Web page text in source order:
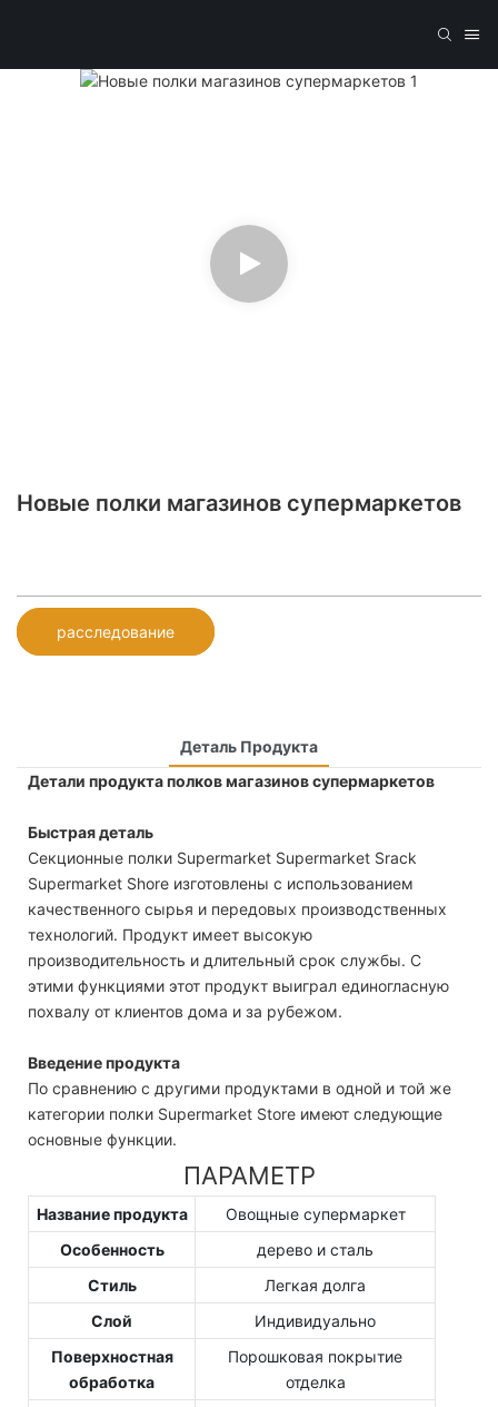
Новые полки магазинов супермаркетов
расследование
Деталь Продукта
Детали продукта полков магазинов супермаркетов
Быстрая деталь
Секционные полки Supermarket Supermarket Srack
Supermarket Shore изготовлены с использованием
качественного сырья и передовых производственных
технологий. Продукт имеет высокую
производительность и длительный срок службы. С
этими функциями этот продукт выиграл единогласную
похвалу от клиентов дома и за рубежом.
Введение продукта
По сравнению с другими продуктами в одной и той же
категории полки Supermarket Store имеют следующие
основные функции.
ПАРАМЕТР
Название продукта
Овощные супермаркет
Особенность
дерево и сталь
Стиль
Легкая долга
Слой
Индивидуально
Поверхностная
обработка
Порошковая покрытие
отделка